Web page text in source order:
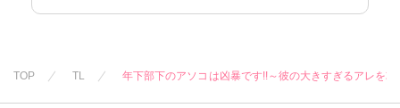
TOP TL 年下部下のアソコは凶暴です!!～彼の大きすぎるアレを